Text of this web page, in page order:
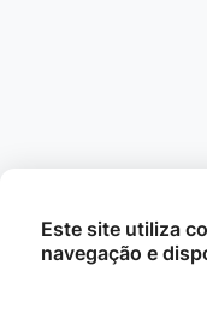
Este site utiliza
navegação e